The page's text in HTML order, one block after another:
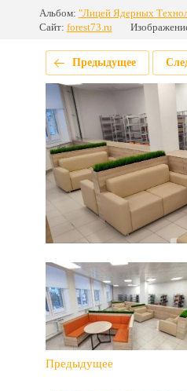
Альбом: "Лицей Ядерных
Сайт: forest73.ru
Предыдущее
Предыдущее